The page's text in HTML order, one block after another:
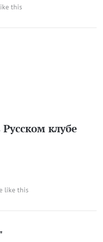
this
клубе
like this